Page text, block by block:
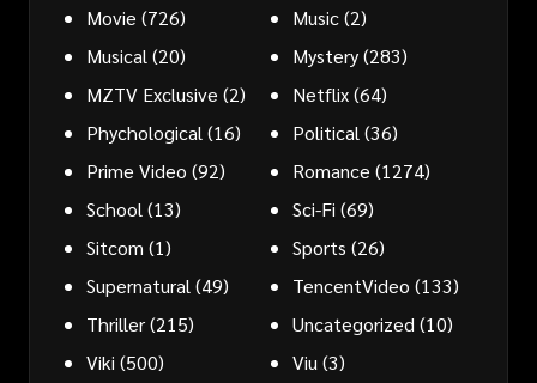
Movie (726) Music(2)
Musical (20) Mystery(283)
MZTV Exclusive (2) Netflix(64)
Phychological (16) Political (36)
Prime Video (92) Romance (1274)
School (13) Sci-Fi (69)
Sitcom (1) Sports (26)
Supernatural (49) TencentVideo (133)
Thriller(215) Uncategorized (10)
Viki (500) Viu (3)